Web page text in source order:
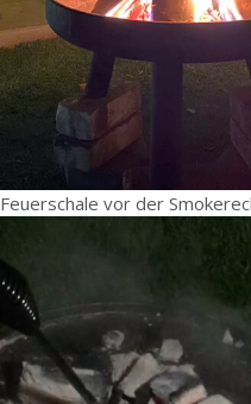
Feuerschale vor der